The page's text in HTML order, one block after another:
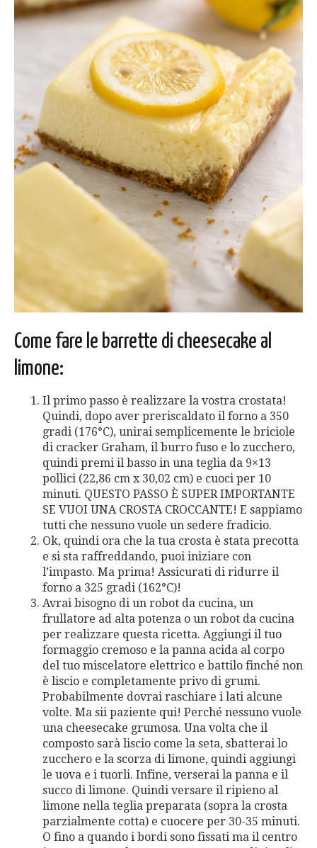
Come fare le barrette di cheesecake al
limone:
Il primo passo è realizzare la vostra crostata!
Quindi, dopo aver preriscaldato il forno a 350
gradi (176°C), unirai semplicemente le briciole
di cracker Graham, il burro fuso e lo zucchero,
quindi premi il basso in una teglia da 9×13
pollici (22,86 cm x 30,02 cm) e cuoci per 10
minuti. QUESTO PASSO È SUPER IMPORTANTE
SE VUOI UNA CROSTA CROCCANTE! E sappiamo
tutti che nessuno vuole un sedere fradicio.
Ok, quindi ora che la tua crosta è stata precotta
e si sta raffreddando, puoi iniziare con
l’impasto. Ma prima! Assicurati di ridurre il
forno a 325 gradi (162°C)!
Avrai bisogno di un robot da cucina, un
frullatore ad alta potenza o un robot da cucina
per realizzare questa ricetta. Aggiungi il tuo
formaggio cremoso e la panna acida al corpo
del tuo miscelatore elettrico e battilo finché non
è liscio e completamente privo di grumi.
Probabilmente dovrai raschiare i lati alcune
volte. Ma sii paziente qui! Perché nessuno vuole
una cheesecake grumosa. Una volta che il
composto sarà liscio come la seta, sbatterai lo
zucchero e la scorza di limone, quindi aggiungi
le uova e i tuorli. Infine, verserai la panna e il
succo di limone. Quindi versare il ripieno al
limone nella teglia preparata (sopra la crosta
parzialmente cotta) e cuocere per 30-35 minuti.
O fino a quando i bordi sono fissati ma il centro